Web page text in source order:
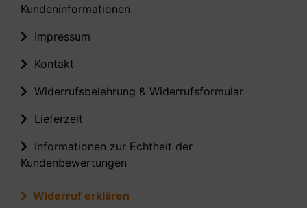
Kundeninformationen
Impressum
Kontakt
Widerrufsbelehrung & Widerrufsformular
Lieferzeit
Informationen zur Echtheit der
Kundenbewertungen
Widerruf erklären